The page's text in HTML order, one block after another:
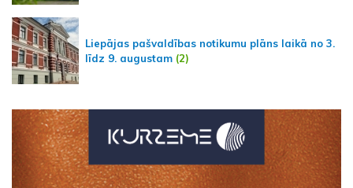
Liepājas pašvaldības notikumu plāns laikā no 3.
līdz 9. augustam (2)